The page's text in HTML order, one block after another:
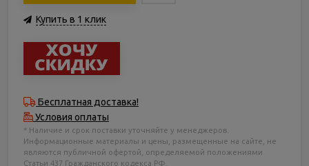
Купить в 1 клик
Бесплатная доставка!
Условия оплаты
* Наличие и срок поставки уточняйте у менеджеров.
Информационные материалы и цены, размещенные на сайте, не
являются публичной офертой, определяемой положениями
Статьи 437 Гражданского кодекса РФ.